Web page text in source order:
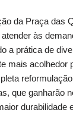
da Praça das
às
a prática de
mais acolhedor
que ganharão
durabilidade